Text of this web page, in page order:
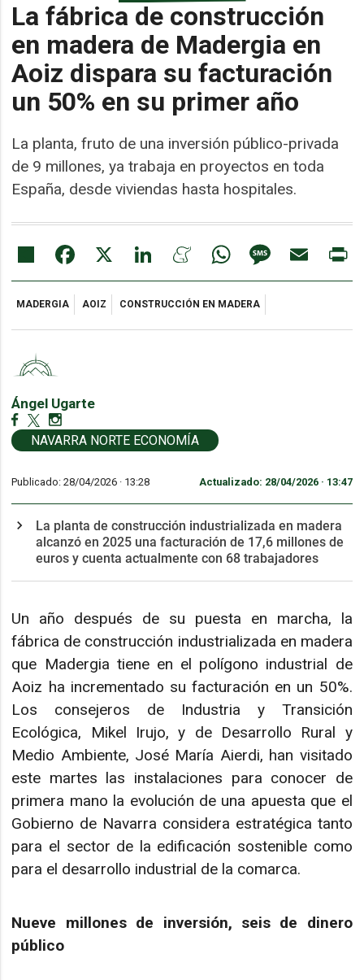
La fábrica de construcción
en madera de Madergia en
Aoiz dispara su facturación
un 50% en su primer año
La planta, fruto de una inversión público-privada
de 9 millones, ya trabaja en proyectos en toda
España, desde viviendas hasta hospitales.
Share Facebook LinkedIn MeneameWhatsAppMessageEmail
MADERGIA AOIZ CONSTRUCCIÓN EN MADERA
Ángel Ugarte
NAVARRA NORTE ECONOMÍA
Publicado: 28/04/2026 · 13:28 Actualizado: 28/04/2026 · 13:47
La planta de construcción industrializada en madera
alcanzó en 2025 una facturación de 17,6 millones de
euros y cuenta actualmente con 68 trabajadores
Un año después de su puesta en marcha, la
fábrica de construcción industrializada en madera
que Madergia tiene en el polígono industrial de
Aoiz ha incrementado su facturación en un 50%.
Los consejeros de Industria y Transición
Ecológica, Mikel Irujo, y de Desarrollo Rural y
Medio Ambiente, José María Aierdi, han visitado
este martes las instalaciones para conocer de
primera mano la evolución de una apuesta que el
Gobierno de Navarra considera estratégica tanto
para el sector de la edificación sostenible como
para el desarrollo industrial de la comarca.
Nueve millones de inversión, seis de dinero
público